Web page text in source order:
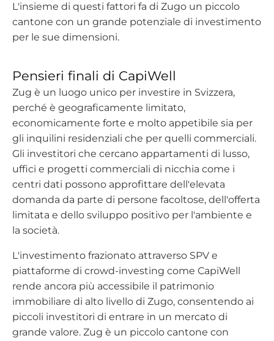
L'insieme di questi fattori fa di Zugo un piccolo
cantone con un grande potenziale di investimento
per le sue dimensioni.
Pensieri finali di CapiWell
Zug è un luogo unico per investire in Svizzera,
perché è geograficamente limitato,
economicamente forte e molto appetibile sia per
gli inquilini residenziali che per quelli commerciali.
Gli investitori che cercano appartamenti di lusso,
uffici e progetti commerciali di nicchia come i
centri dati possono approfittare dell'elevata
domanda da parte di persone facoltose, dell'offerta
limitata e dello sviluppo positivo per l'ambiente e
la società.
L'investimento frazionato attraverso SPV e
piattaforme di crowd-investing come CapiWell
rende ancora più accessibile il patrimonio
immobiliare di alto livello di Zugo, consentendo ai
piccoli investitori di entrare in un mercato di
grande valore. Zug è un piccolo cantone con